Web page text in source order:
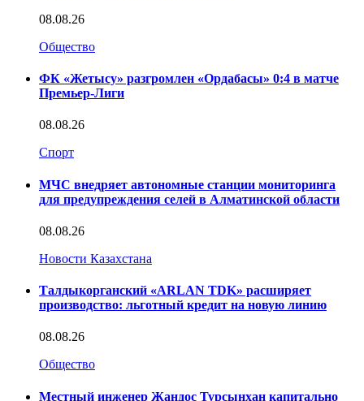
08.08.26
Общество
ФК «Жетысу» разгромлен «Ордабасы» 0:4 в матче
Премьер-Лиги
08.08.26
Спорт
МЧС внедряет автономные станции мониторинга
для предупреждения селей в Алматинской области
08.08.26
Новости Казахстана
Талдыкорганский «ARLAN TDK» расширяет
производство: льготный кредит на новую линию
08.08.26
Общество
Местный инженер Жандос Турсынхан капитально